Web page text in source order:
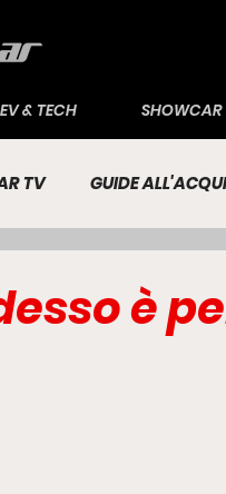
EV & TECH SHOWCAR
TV GUIDE
è